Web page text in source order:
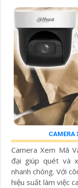
CAMERA
Camera Xem Mã
đại giúp quét và
nhanh chóng. Với
hiệu suất làm việc